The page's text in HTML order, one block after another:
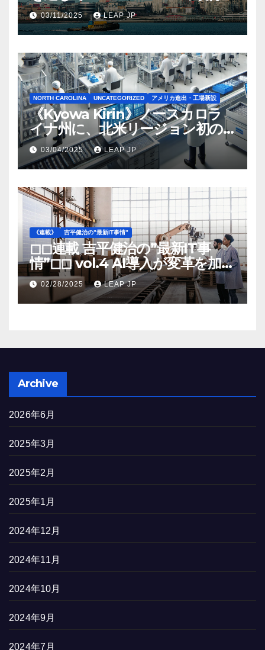
完了
03/11/2025 LEAP JP
NORTH CAROLINA UNCATEGORIZED アメリカ進出・工場新設
《Kyowa Kirin》ノースカロラ
イナ州に、北米リージョン初の
工場建設を決定
03/04/2025 LEAP JP
《連載》 吉平健治の”最新IT事情”
◻︎◻︎連載 吉平健治の”最新IT事
情”◻︎◻︎ vol.4 AI導入が変革を加速
する米国製造業の最前線
02/28/2025 LEAP JP
Archive
2026年6月
2025年3月
2025年2月
2025年1月
2024年12月
2024年11月
2024年10月
2024年9月
2024年7月